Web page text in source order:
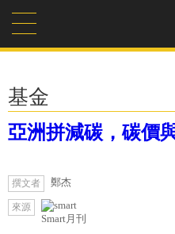
基金
亞洲拼減碳，碳價
撰文者 鄭杰
來源
Smart月刊